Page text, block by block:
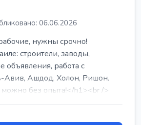
06.06.2026
нужны срочно!
строители, заводы,
объявления, работа с
Авив, Ашдод, Холон, Ришон.
можно без опыта!</h1><br />